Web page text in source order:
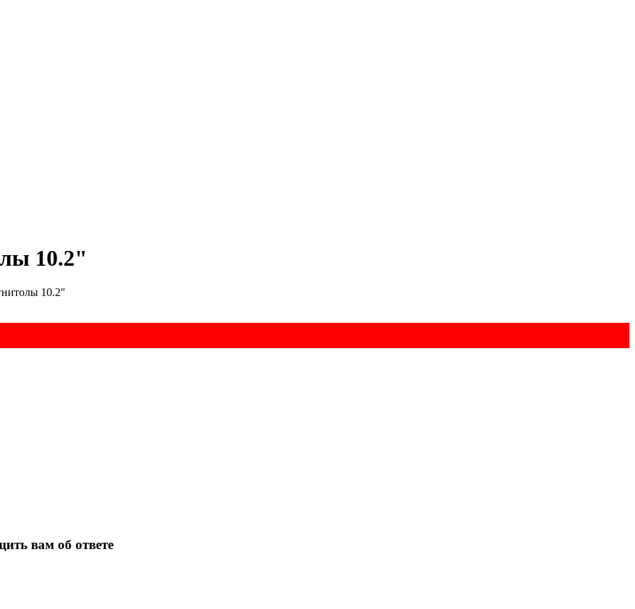
10.2"
10.2"
вам об ответе